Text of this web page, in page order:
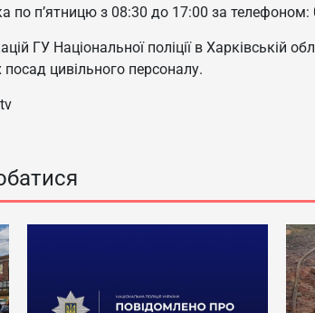
по п’ятницю з 08:30 до 17:00 за
ГУ Національної поліції в Харківській
цивільного персоналу.